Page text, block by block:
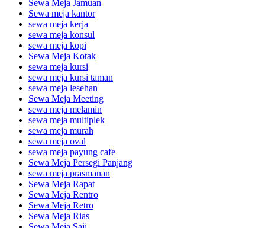
Sewa Meja Jamuan
Sewa meja kantor
sewa meja kerja
sewa meja konsul
sewa meja kopi
Sewa Meja Kotak
sewa meja kursi
sewa meja kursi taman
sewa meja lesehan
Sewa Meja Meeting
sewa meja melamin
sewa meja multiplek
sewa meja murah
sewa meja oval
sewa meja payung cafe
Sewa Meja Persegi Panjang
sewa meja prasmanan
Sewa Meja Rapat
Sewa Meja Rentro
Sewa Meja Retro
Sewa Meja Rias